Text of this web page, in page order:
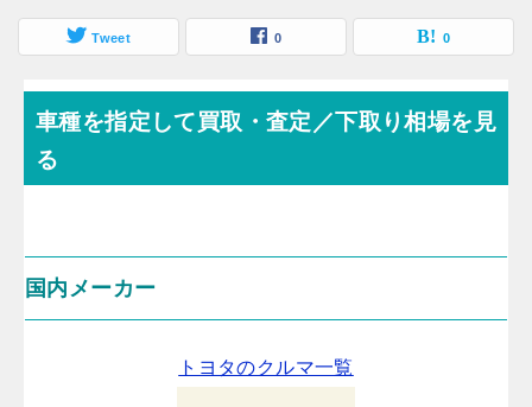
Tweet 0 0
車種を指定して買取・査定／下取り相場を見
る
国内メーカー
トヨタのクルマ一覧